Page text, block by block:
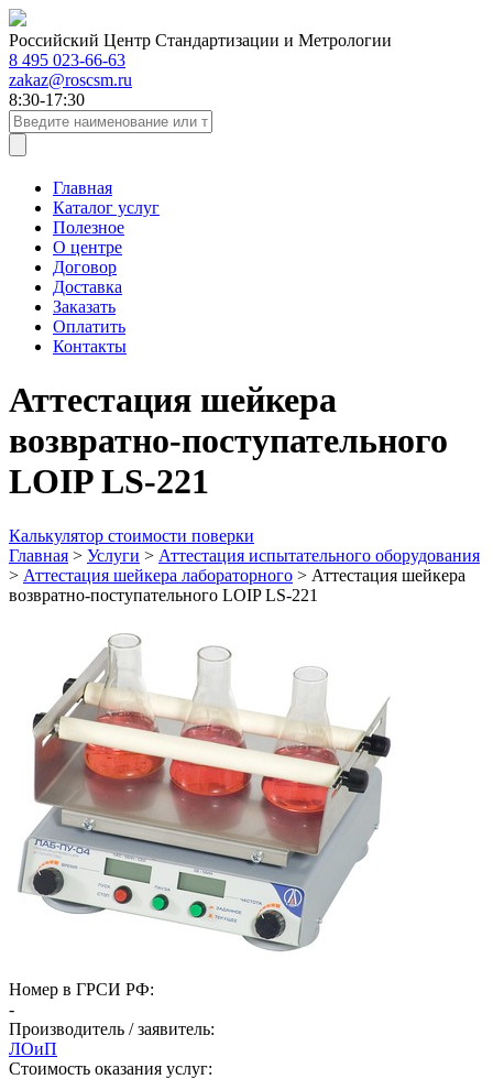
Российский Центр Стандартизации и Метрологии
8 495 023-66-63
zakaz@roscsm.ru
8:30-17:30
Главная
Каталог услуг
Полезное
О центре
Договор
Доставка
Заказать
Оплатить
Контакты
Аттестация шейкера
возвратно-поступательного
LOIP LS-221
Калькулятор стоимости поверки
Главная > Услуги > Аттестация испытательного оборудования
> Аттестация шейкера лабораторного > Аттестация шейкера
возвратно-поступательного LOIP LS-221
Номер в ГРСИ РФ:
-
Производитель / заявитель:
ЛОиП
Стоимость оказания услуг: